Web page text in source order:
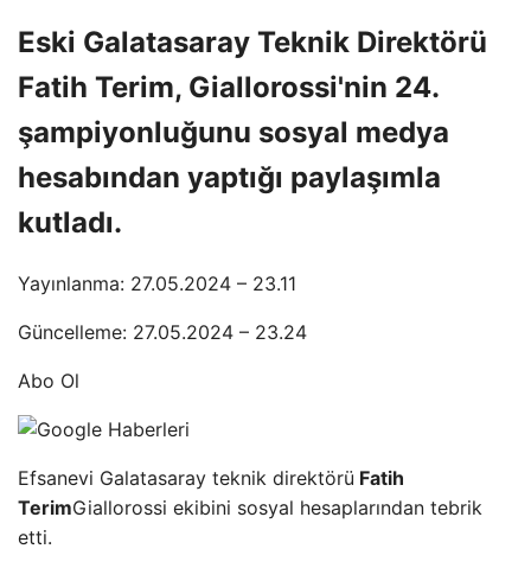
Eski Galatasaray Teknik Direktörü
Fatih Terim, Giallorossi'nin 24.
şampiyonluğunu sosyal medya
hesabından yaptığı paylaşımla
kutladı.
Yayınlanma: 27.05.2024 – 23.11
Güncelleme: 27.05.2024 – 23.24
Abo Ol
Efsanevi Galatasaray teknik direktörü Fatih
TerimGiallorossi ekibini sosyal hesaplarından tebrik
etti.